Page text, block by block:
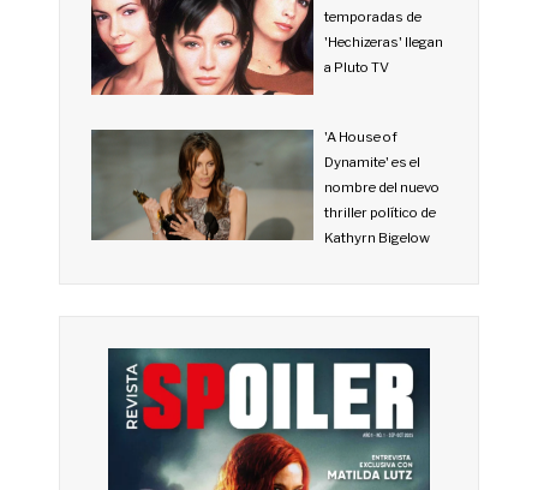
temporadas de
'Hechizeras' llegan
a Pluto TV
'A House of
Dynamite' es el
nombre del nuevo
thriller político de
Kathyrn Bigelow